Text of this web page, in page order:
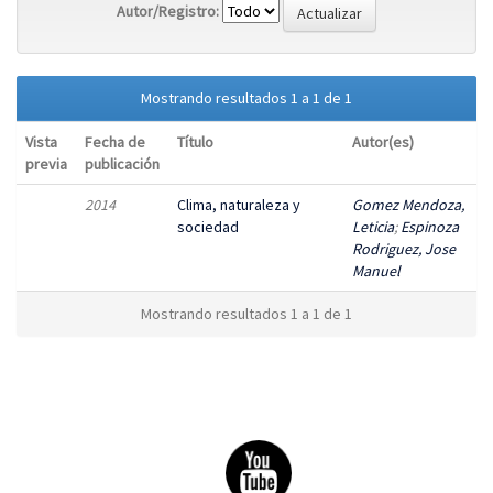
Autor/Registro:
Mostrando resultados 1 a 1 de 1
Vista
previa
Fecha de
publicación
Título Autor(es)
2014
Clima, naturaleza y
sociedad
Gomez Mendoza,
Leticia;Espinoza
Rodriguez, Jose
Manuel
Mostrando resultados 1 a 1 de 1